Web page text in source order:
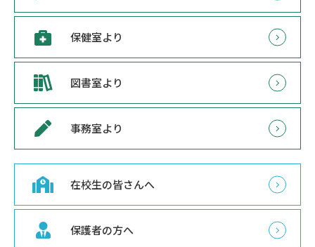
保健室より
図書室より
事務室より
在校生の皆さんへ
保護者の方へ